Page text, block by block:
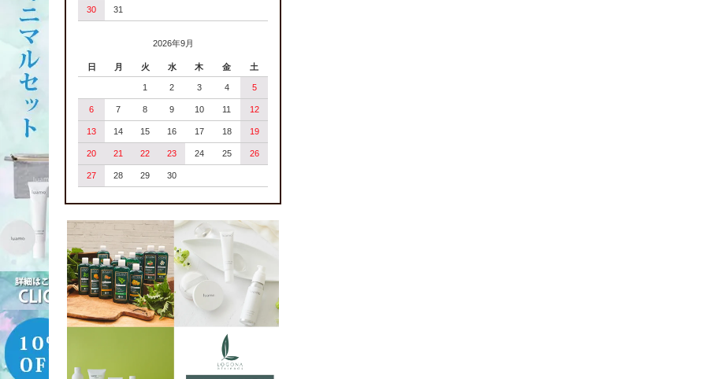
30 31
2026年9月
日 月 火 水 木 金 土
1 2 3 4 5
6 7 8 9 10 11 12
13 14 15 16 17 18 19
20 21 22 23 24 25 26
27 28 29 30